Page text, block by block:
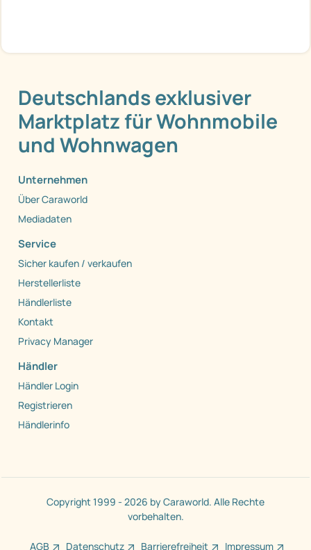
Deutschlands exklusiver
Marktplatz für Wohnmobile
und Wohnwagen
Unternehmen
Über Caraworld
Mediadaten
Service
Sicher kaufen / verkaufen
Herstellerliste
Händlerliste
Kontakt
Privacy Manager
Händler
Händler Login
Registrieren
Händlerinfo
Copyright 1999 - 2026 by Caraworld. Alle Rechte
vorbehalten.
AGB Datenschutz Barrierefreiheit Impressum